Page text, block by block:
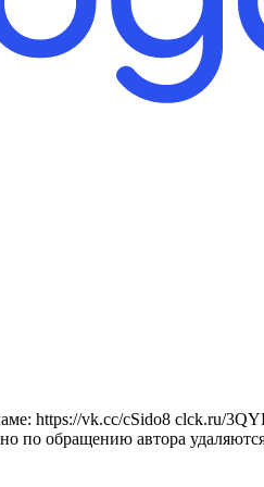
https://vk.cc/cSido8 clck.ru/
по обращению автора